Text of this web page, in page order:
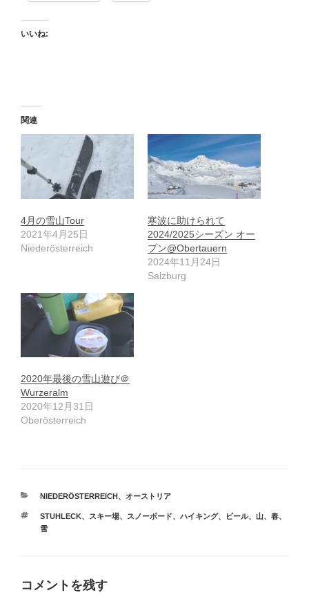
いいね:
関連
4月の雪山Tour
2021年4月25日
Niederösterreich
寒波に助けられて
2024/2025シーズン オー
プン@Obertauern
2024年11月24日
Salzburg
2020年最後の雪山遊び＠
Wurzeralm
2020年12月31日
Oberösterreich
カ
ゴ
リ
NIEDERÖSTERREICH 、 オーストリア
タ
グ
STUHLECK、 スキー場、 スノーボード、 ハイキング、 ビール、 山、 春、
雪
コメントを残す